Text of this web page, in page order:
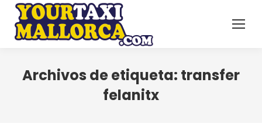
Archivos de etiqueta: transfer
felanitx